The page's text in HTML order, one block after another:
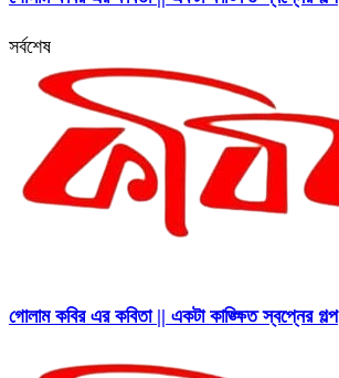
সর্বশেষ
গোলাম কবির এর কবিতা || একটা কাঙ্ক্ষিত স্বপ্নের গল্প